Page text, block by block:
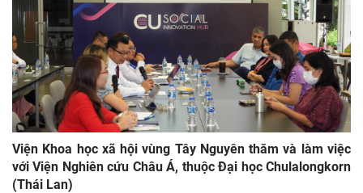
Viện Khoa học xã hội vùng Tây Nguyên thăm và làm việc
với Viện Nghiên cứu Châu Á, thuộc Đại học Chulalongkorn
(Thái Lan)